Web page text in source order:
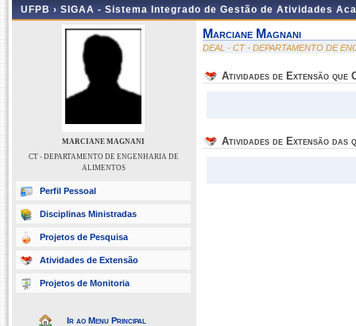
UFPB › SIGAA - Sistema Integrado de Gestão de Atividades
MARCIANE MAGNANI
CT - DEPARTAMENTO DE ENGENHARIA DE
ALIMENTOS
Perfil Pessoal
Disciplinas Ministradas
Projetos de Pesquisa
Atividades de Extensão
Projetos de Monitoria
Ir ao Menu Principal
Marciane Magnani
DEAL - CT - DEPARTAMENTO DE
Atividades de Extensão que
Atividades de Extensão das